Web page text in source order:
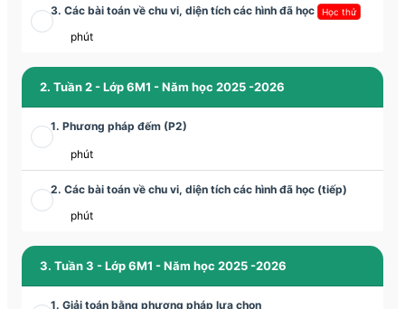
3. Các bài toán về chu vi, diện tích các hình đã học Học thử
phút
2. Tuần 2 - Lớp 6M1 - Năm học 2025 -2026
1. Phương pháp đếm (P2)
phút
2. Các bài toán về chu vi, diện tích các hình đã học (tiếp)
phút
3. Tuần 3 - Lớp 6M1 - Năm học 2025 -2026
1. Giải toán bằng phương pháp lựa chọn